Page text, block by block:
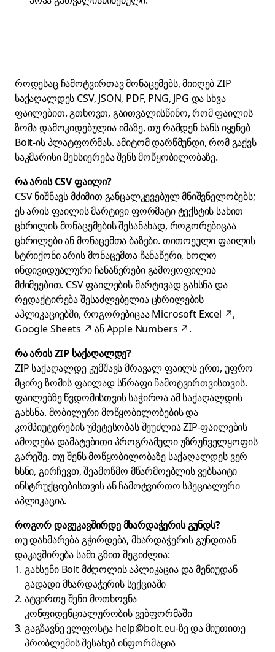
როდესაც ჩამოტვირთავ მონაცემებს, მიიღებ ZIP
საქაღალდეს CSV, JSON, PDF, PNG, JPG და სხვა
ფაილებით. გთხოვთ, გაითვალისწინო, რომ ფაილის
ზომა დამოკიდებულია იმაზე, თუ რამდენ ხანს იყენებ
Bolt-ის პლატფორმას. ამიტომ დარწმუნდი, რომ გაქვს
საკმარისი მეხსიერება შენს მოწყობილობაზე.
რა არის CSV ფაილი?
CSV ნიშნავს მძიმით განცალკევებულ მნიშვნელობებს;
ეს არის ფაილის მარტივი ფორმატი ტექსტის სახით
ცხრილის მონაცემების შესანახად, როგორებიცაა
ცხრილები ან მონაცემთა ბაზები. თითოეული ფაილის
სტრიქონი არის მონაცემთა ჩანაწერი, ხოლო
ინდივიდუალური ჩანაწერები გამოყოფილია
მძიმეებით. CSV ფაილების მარტივად გახსნა და
რედაქტირება შესაძლებელია ცხრილების
აპლიკაციებში, როგორებიცააMicrosoft Excel ↗,
Google Sheets ↗ ანApple Numbers ↗.
რა არის ZIP საქაღალდე?
ZIP საქაღალდე კუმშავს მრავალ ფაილს ერთ, უფრო
მცირე ზომის ფაილად სწრაფი ჩამოტვირთვისთვის.
ფაილებზე წვდომისთვის საჭიროა ამ საქაღალდის
გახსნა. მობილური მოწყობილობების და
კომპიუტერების უმეტესობას შეუძლია ZIP-ფაილების
ამოღება დამატებითი პროგრამული უზრუნველყოფის
გარეშე. თუ შენს მოწყობილობაზე საქაღალდეს ვერ
ხსნი, გირჩევთ, შეამოწმო მწარმოებლის ვებსაიტი
ინსტრუქციებისთვის ან ჩამოტვირთო სპეციალური
აპლიკაცია.
როგორ დავუკავშირდე მხარდაჭერის გუნდს?
თუ დახმარება გჭირდება, მხარდაჭერის გუნდთან
დაკავშირება სამი გზით შეგიძლია:
გახსენი Bolt მძღოლის აპლიკაცია და მენიუდან
გადადი მხარდაჭერის სექციაში
ატვირთე შენი მოთხოვნა
კონფიდენციალურობის ვებფორმაში
გაგზავნე ელფოსტა help@bolt.eu-ზე და მიუთითე
პრობლემის შესახებ ინფორმაცია